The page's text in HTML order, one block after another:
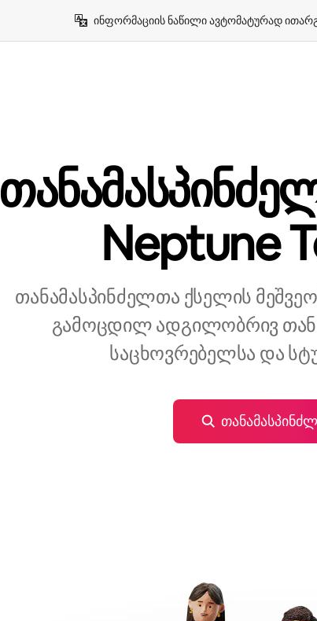
ინფორმაციის ნაწილი ავტომატურად
Neptune
თანამასპინძელთა ქსელის
გამოცდილ ადგილობრივ
საცხოვრებელსა და